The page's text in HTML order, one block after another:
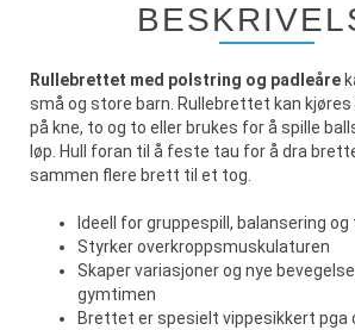
Rullebrettet med polstring og padleåre
små og store barn. Rullebrettet kan
på kne, to og to eller brukes for å spille
løp. Hull foran til å feste tau for å dra
sammen flere brett til et tog.
Ideell for gruppespill, balansering
Styrker overkroppsmuskulaturen
Skaper variasjoner og nye
gymtimen
Brettet er spesielt vippesikkert pga